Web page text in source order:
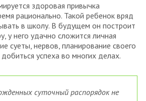
здоровая привычка
рационально. Такой ребенок вряд
в школу. В будущем он построит
у него удачно сложится личная
суеты, нервов, планирование своего
успеха во многих делах.
суточный распорядок не